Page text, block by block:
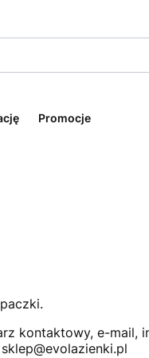
Promocje
kontaktowy, e-mail,